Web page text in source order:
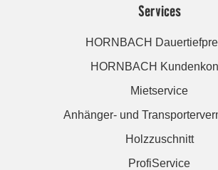
Services
HORNBACH
HORNBACH
Mietservice
Anhänger- und
Holzzuschnitt
ProfiService